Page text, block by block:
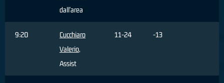
dall'area
9:20
Cucchiaro
Valerio,
Assist
11-24 -13